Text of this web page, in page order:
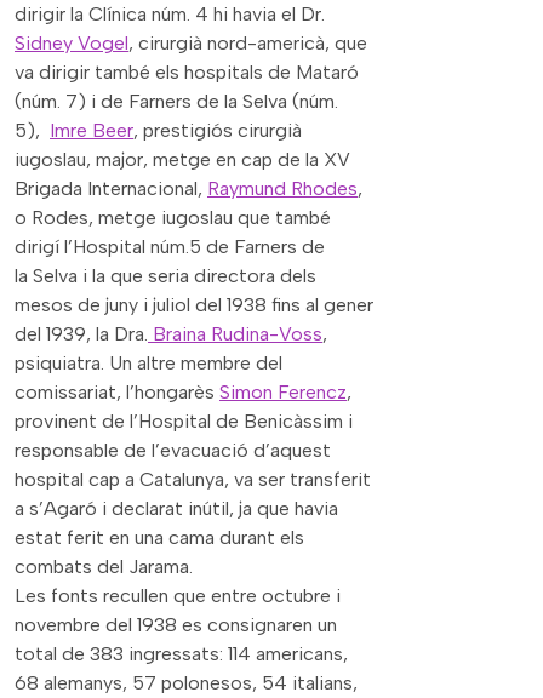
dirigir la Clínica núm. 4 hi havia el Dr.
Sidney Vogel, cirurgià nord-americà, que
va dirigir també els hospitals de Mataró
(núm. 7) i de Farners de la Selva (núm.
5), Imre Beer, prestigiós cirurgià
iugoslau, major, metge en cap de la XV
Brigada Internacional, Raymund Rhodes,
o Rodes, metge iugoslau que també
dirigí l’Hospital núm.5 de Farners de
la Selva i la que seria directora dels
mesos de juny i juliol del 1938 fins al gener
del 1939, la Dra. Braina Rudina-Voss,
psiquiatra. Un altre membre del
comissariat, l’hongarès Simon Ferencz,
provinent de l’Hospital de Benicàssim i
responsable de l’evacuació d’aquest
hospital cap a Catalunya, va ser transferit
a s’Agaró i declarat inútil, ja que havia
estat ferit en una cama durant els
combats del Jarama.
Les fonts recullen que entre octubre i
novembre del 1938 es consignaren un
total de 383 ingressats: 114 americans,
68 alemanys, 57 polonesos, 54 italians,